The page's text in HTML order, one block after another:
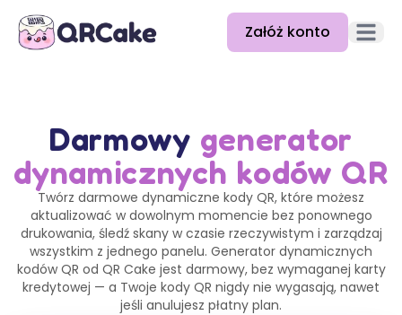
Załóż konto
Cennik
Blog
Dokumentacja
Pomoc
API
Darmowy generator
dynamicznych kodów QR
Twórz darmowe dynamiczne kody QR, które możesz
aktualizować w dowolnym momencie bez ponownego
drukowania, śledź skany w czasie rzeczywistym i zarządzaj
wszystkim z jednego panelu. Generator dynamicznych
kodów QR od QR Cake jest darmowy, bez wymaganej karty
kredytowej — a Twoje kody QR nigdy nie wygasają, nawet
jeśli anulujesz płatny plan.